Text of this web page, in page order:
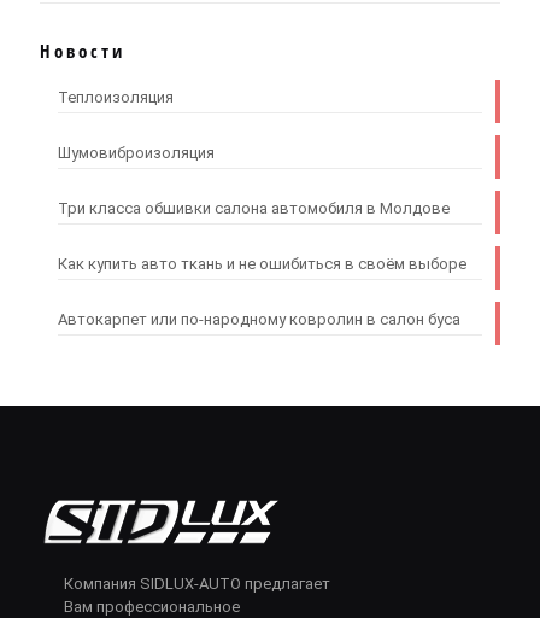
Новости
Теплоизоляция
Шумовиброизоляция
Три класса обшивки салона автомобиля в Молдове
Как купить авто ткань и не ошибиться в своём выборе
Автокарпет или по-народному ковролин в салон буса
Компания SIDLUX-AUTO предлагает
Вам профессиональное